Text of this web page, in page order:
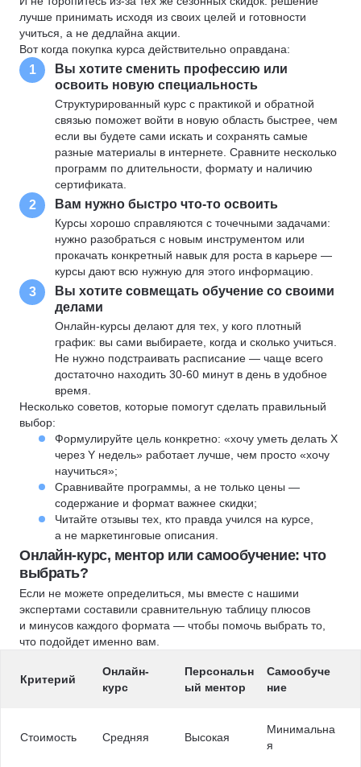
лучше принимать исходя из своих целей и готовности
учиться, а не дедлайна акции.
Вот когда покупка курса действительно оправдана:
1
Вы хотите сменить профессию или
освоить новую специальность
Структурированный курс с практикой и обратной
связью поможет войти в новую область быстрее, чем
если вы будете сами искать и сохранять самые
разные материалы в интернете. Сравните несколько
программ по длительности, формату и наличию
сертификата.
2 Вам нужно быстро что-то освоить
Курсы хорошо справляются с точечными задачами:
нужно разобраться с новым инструментом или
прокачать конкретный навык для роста в карьере —
курсы дают всю нужную для этого информацию.
3
Вы хотите совмещать обучение со своими
делами
Онлайн-курсы делают для тех, у кого плотный
график: вы сами выбираете, когда и сколько учиться.
Не нужно подстраивать расписание — чаще всего
достаточно находить 30-60 минут в день в удобное
время.
Несколько советов, которые помогут сделать правильный
выбор:
Формулируйте цель конкретно: «хочу уметь делать X
через Y недель» работает лучше, чем просто «хочу
научиться»;
Сравнивайте программы, а не только цены —
содержание и формат важнее скидки;
Читайте отзывы тех, кто правда учился на курсе,
а не маркетинговые описания.
Онлайн-курс, ментор или самообучение: что
выбрать?
Если не можете определиться, мы вместе с нашими
экспертами составили сравнительную таблицу плюсов
и минусов каждого формата — чтобы помочь выбрать то,
что подойдет именно вам.
Критерий
Онлайн-
курс
Персональн
ый ментор
Самообуче
ние
Стоимость Средняя Высокая
Минимальна
я